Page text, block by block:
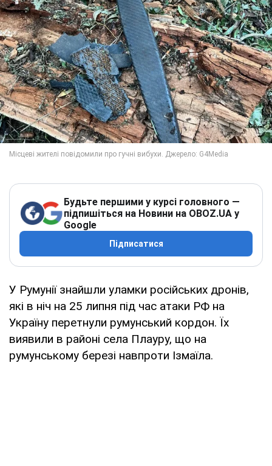
Будьте першими у курсі головного —
підпишіться на Новини на OBOZ.UA у
Google
Підписатися
У Румунії знайшли уламки російських дронів,
які в ніч на 25 липня під час атаки РФ на
Україну перетнули румунський кордон. Їх
виявили в районі села Плауру, що на
румунському березі навпроти Ізмаїла.